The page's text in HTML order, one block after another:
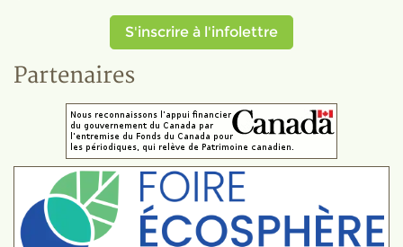
S'inscrire à l'infolettre
Partenaires